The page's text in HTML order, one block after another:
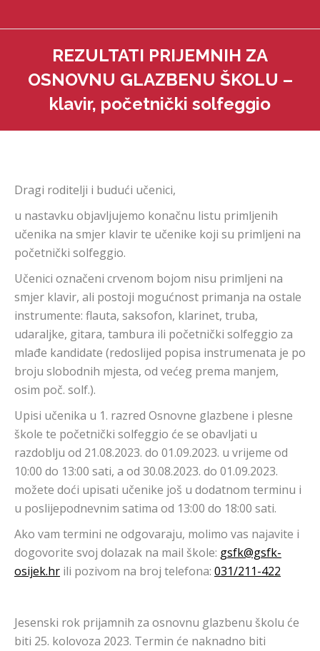
REZULTATI PRIJEMNIH ZA
OSNOVNU GLAZBENU ŠKOLU –
klavir, početnički solfeggio
Dragi roditelji i budući učenici,
u nastavku objavljujemo konačnu listu primljenih
učenika na smjer klavir te učenike koji su primljeni na
početnički solfeggio.
Učenici označeni crvenom bojom nisu primljeni na
smjer klavir, ali postoji mogućnost primanja na ostale
instrumente: flauta, saksofon, klarinet, truba,
udaraljke, gitara, tambura ili početnički solfeggio za
mlađe kandidate (redoslijed popisa instrumenata je po
broju slobodnih mjesta, od većeg prema manjem,
osim poč. solf.).
Upisi učenika u 1. razred Osnovne glazbene i plesne
škole te početnički solfeggio će se obavljati u
razdoblju od 21.08.2023. do 01.09.2023. u vrijeme od
10:00 do 13:00 sati, a od 30.08.2023. do 01.09.2023.
možete doći upisati učenike još u dodatnom terminu i
u poslijepodnevnim satima od 13:00 do 18:00 sati.
Ako vam termini ne odgovaraju, molimo vas najavite i
dogovorite svoj dolazak na mail škole: gsfk@gsfk-
osijek.hr ili pozivom na broj telefona: 031/211-422
Jesenski rok prijamnih za osnovnu glazbenu školu će
biti 25. kolovoza 2023. Termin će naknadno biti